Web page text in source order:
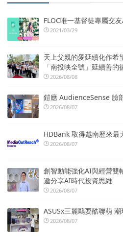
FLOC唯一基督徒專屬交
2021/03/29
天上父親的愛延續化作希
「南投映全號」延續善的
2026/08/08
鎧應 AudienceSense 臉
2026/08/07
HDBank 取得越南歷來最
2026/08/07
創智動能強化AI與經營雙
邀分享AI時代投資思維
2026/08/07
ASUSx三麗鷗耍酷聯萌
2026/08/07